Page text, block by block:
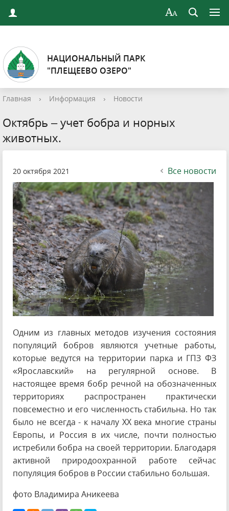
НАЦИОНАЛЬНЫЙ ПАРК
"ПЛЕЩЕЕВО ОЗЕРО"
Главная › Информация › Новости
Октябрь – учет бобра и норных
животных.
20 октября 2021 Все новости
Одним из главных методов изучения состояния
популяций бобров являются учетные работы,
которые ведутся на территории парка и ГПЗ ФЗ
«Ярославский» на регулярной основе. В
настоящее время бобр речной на обозначенных
территориях распространен практически
повсеместно и его численность стабильна. Но так
было не всегда - к началу XX века многие страны
Европы, и Россия в их числе, почти полностью
истребили бобра на своей территории. Благодаря
активной природоохранной работе сейчас
популяция бобров в России стабильно большая.
фото Владимира Аникеева